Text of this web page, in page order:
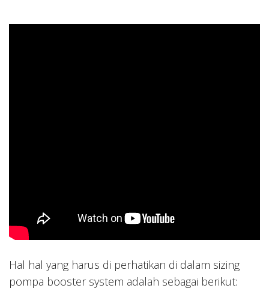
Hal hal yang harus di perhatikan di dalam sizing
pompa booster system adalah sebagai berikut: